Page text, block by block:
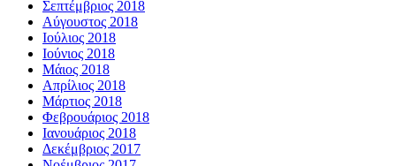
Σεπτέμβριος 2018
Αύγουστος 2018
Ιούλιος 2018
Ιούνιος 2018
Μάιος 2018
Απρίλιος 2018
Μάρτιος 2018
Φεβρουάριος 2018
Ιανουάριος 2018
Δεκέμβριος 2017